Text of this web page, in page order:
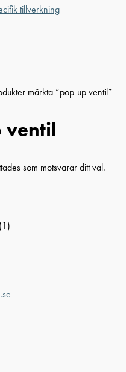
tillverkning
märkta ”pop-up ventil”
ventil
som motsvarar ditt val.